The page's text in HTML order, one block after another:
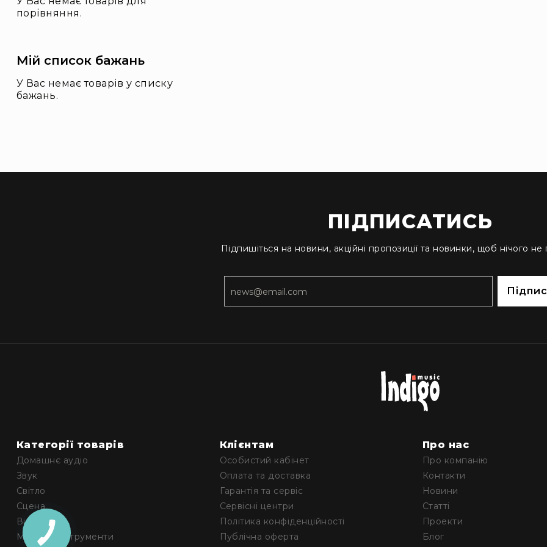
і
о
ц
Новини
порівняння.
Мій список бажань
У Вас немає товарів у списку
бажань.
ПІДПИСАТИСЬ
Підпишіться на новини, акційні пропозиції та новинки, щоб нічого не
Категорії товарів
Домашнє аудіо
Звук
Світло
Сцена
Відео
Музичні інструменти
Клієнтам
Особистий кабінет
Оплата та доставка
Гарантія та сервіс
Сервісні центри
Політика конфіденційності
Публічна оферта
Про нас
Про компанію
Контакти
Новини
Статті
Проекти
Блог